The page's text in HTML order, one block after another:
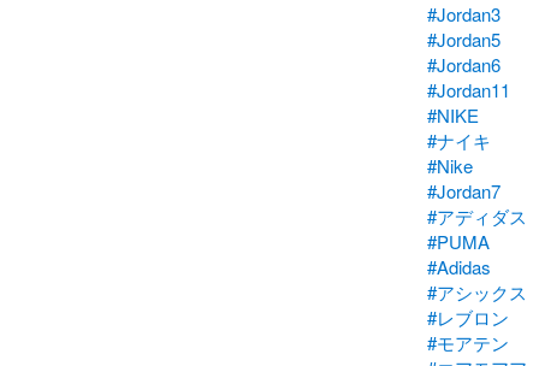
#Jordan3
#Jordan5
#Jordan6
#Jordan11
#NIKE
#ナイキ
#Nike
#Jordan7
#アディダス
#PUMA
#Adidas
#アシックス
#レブロン
#モアテン